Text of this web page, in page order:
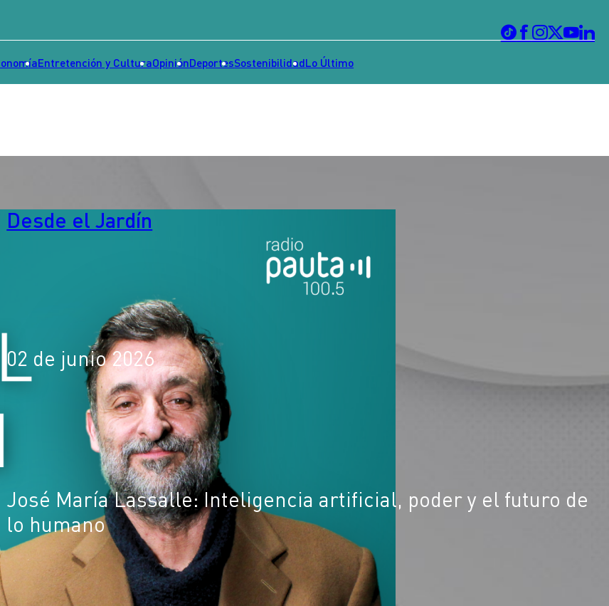
Entretención y CulturaOpiniónDeportesSostenibilidadLo Último
Desde el Jardín
02 de junio 2026
José María Lassalle: Inteligencia artificial, poder y el futuro de
lo humano